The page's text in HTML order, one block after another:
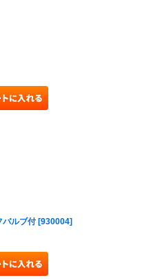
ルブ付 [930004]